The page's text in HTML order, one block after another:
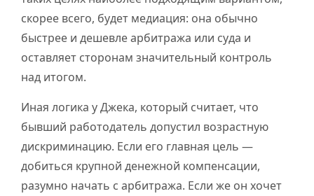
скорее всего, будет медиация: она обычно
быстрее и дешевле арбитража или суда и
оставляет сторонам значительный контроль
над итогом.
Иная логика у Джека, который считает, что
бывший работодатель допустил возрастную
дискриминацию. Если его главная цель —
добиться крупной денежной компенсации,
разумно начать с арбитража. Если же он хочет